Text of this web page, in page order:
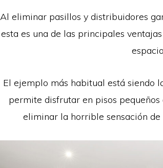
Al eliminar pasillos y distribuidores
esta es una de las principales
El ejemplo más habitual está siendo
permite disfrutar en pisos
eliminar la horrible sensación de